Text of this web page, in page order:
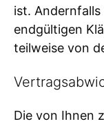
ist.
endgültigen
teilweise von
Die von Ihnen